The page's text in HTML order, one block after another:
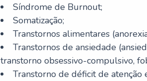
Síndrome de Burnout;
Somatização;
Transtornos alimentares
Transtornos de ansiedade
transtorno obsessivo-compulsivo,
Transtorno de déficit de atenção